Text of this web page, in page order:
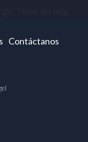
New Jersey.
Contáctanos